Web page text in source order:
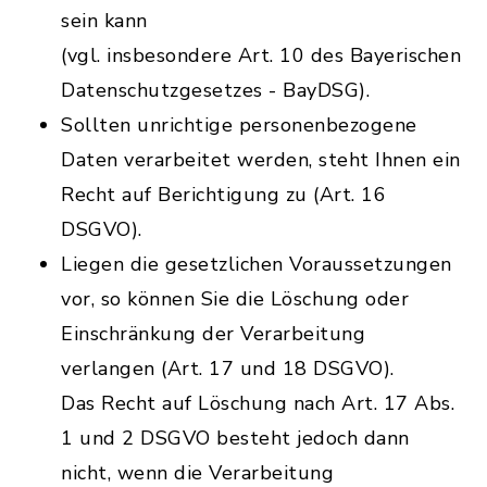
sein kann
(vgl. insbesondere Art. 10 des Bayerischen
Datenschutzgesetzes - BayDSG).
Sollten unrichtige personenbezogene
Daten verarbeitet werden, steht Ihnen ein
Recht auf Berichtigung zu (Art. 16
DSGVO).
Liegen die gesetzlichen Voraussetzungen
vor, so können Sie die Löschung oder
Einschränkung der Verarbeitung
verlangen (Art. 17 und 18 DSGVO).
Das Recht auf Löschung nach Art. 17 Abs.
1 und 2 DSGVO besteht jedoch dann
nicht, wenn die Verarbeitung